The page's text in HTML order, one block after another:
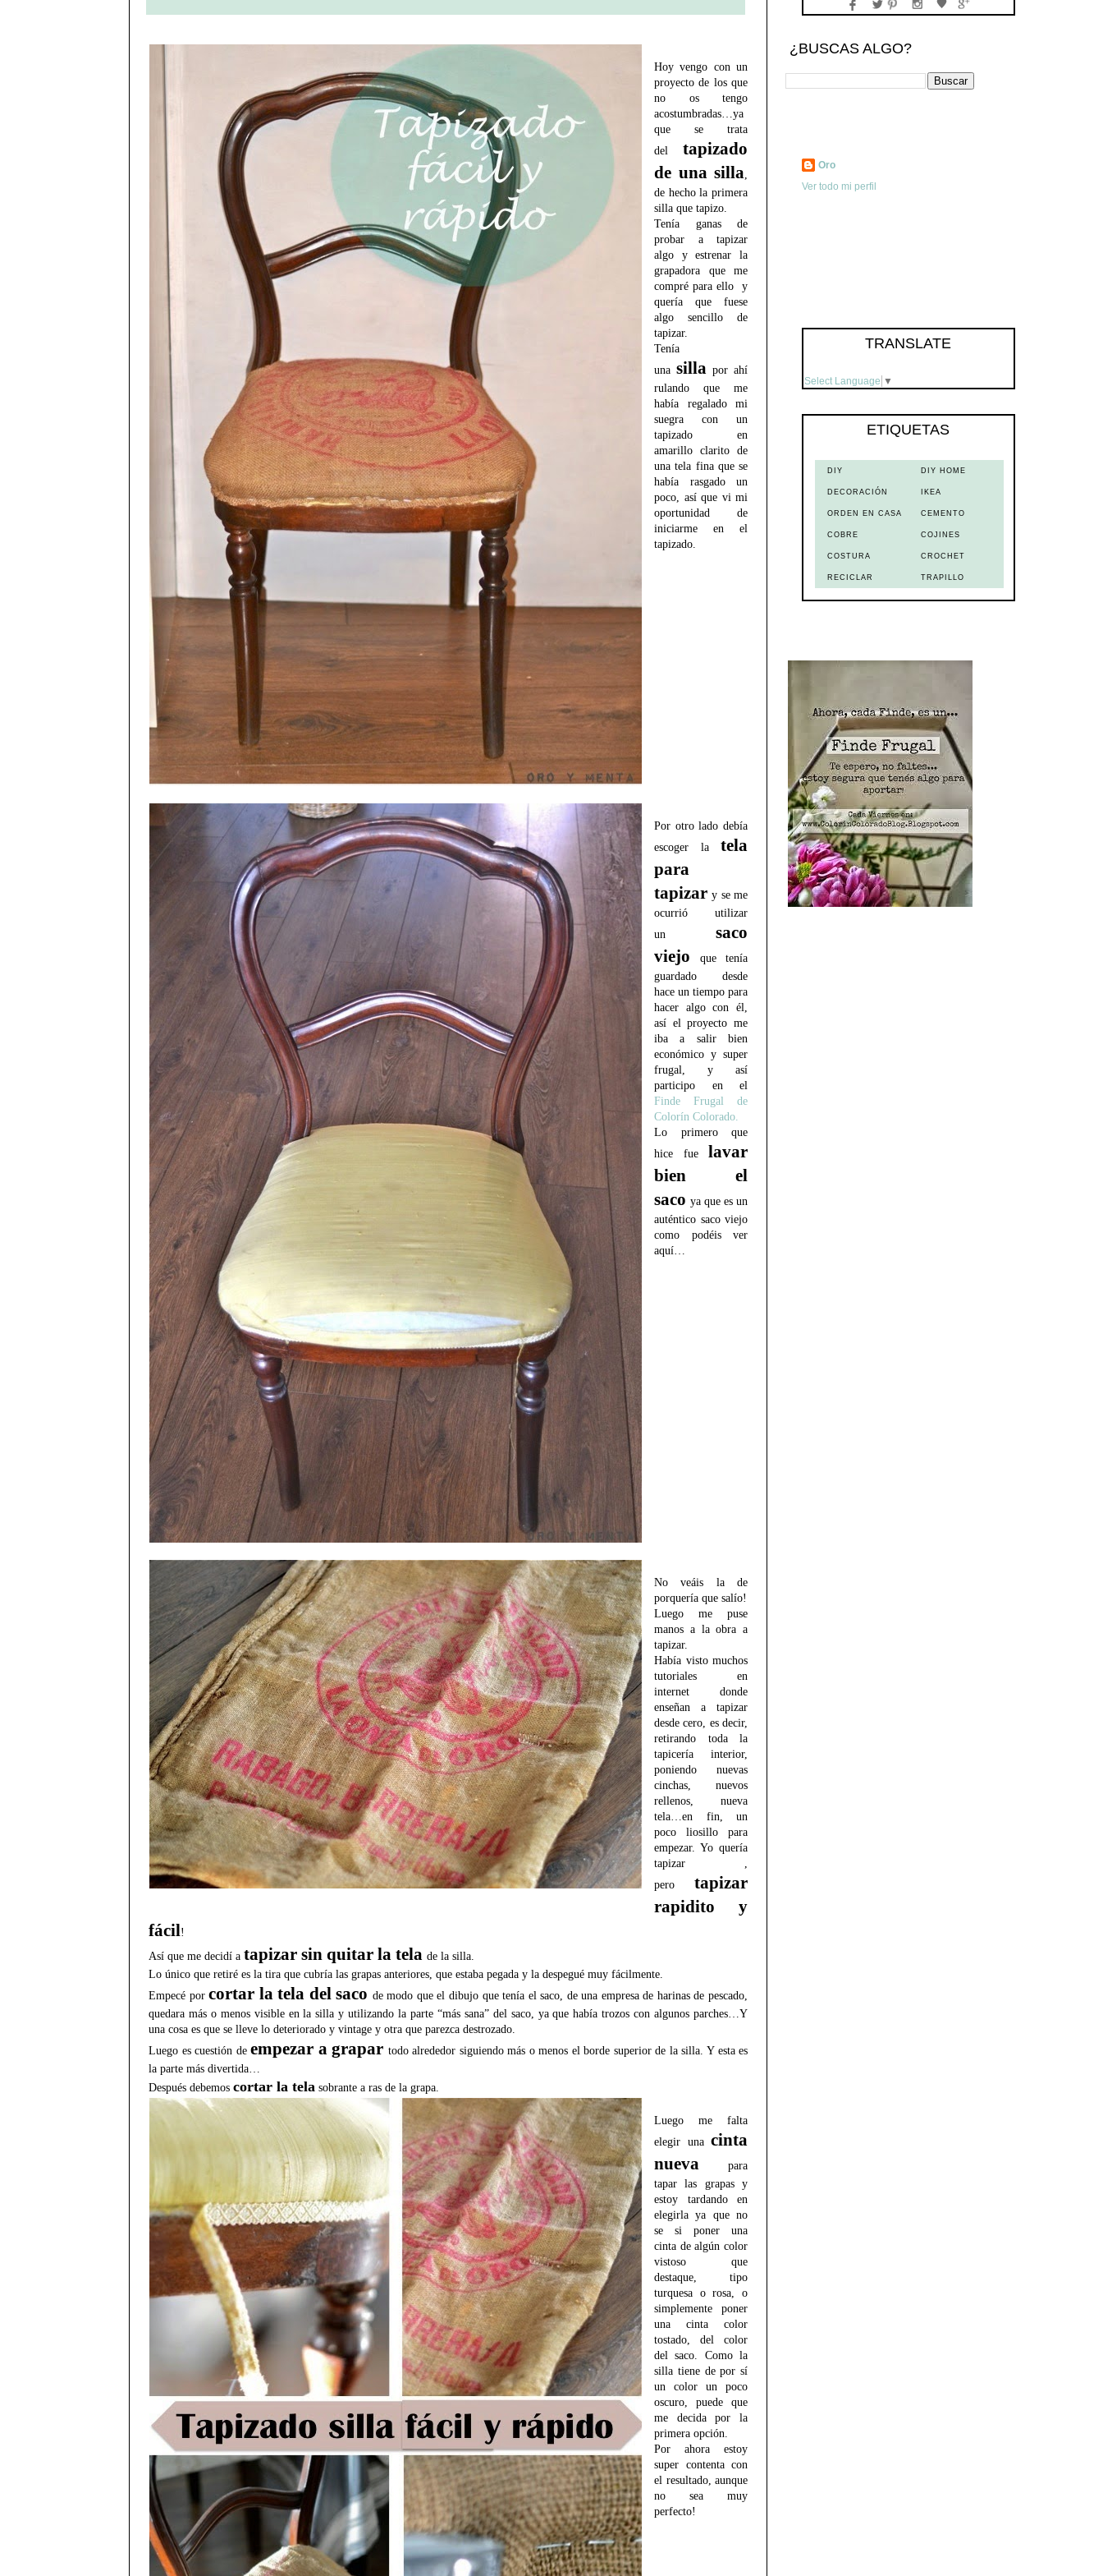
Hoy vengo con un
proyecto de los que
no os tengo
acostumbradas…ya
que se trata
del tapizado
de una silla,
de hecho la primera
silla que tapizo.
Tenía ganas de
probar a tapizar
algo y estrenar la
grapadora que me
compré para ello
y
quería que fuese
algo sencillo de
tapizar.
Tenía
una silla por ahí
rulando que me
había regalado mi
suegra con un
tapizado en
amarillo clarito de
una tela fina que se
había rasgado un
poco, así que vi mi
oportunidad de
iniciarme en el
tapizado.
Por otro lado debía
escoger la tela
para
tapizar y se me
ocurrió utilizar
un saco
viejo
que tenía
guardado desde
hace un tiempo para
hacer algo con él,
así el proyecto me
iba a salir bien
económico y super
frugal, y así
participo en el
Finde Frugal de
Colorín Colorado.
Lo primero que
hice fue lavar
bien el
saco ya que es un
auténtico saco viejo
como podéis ver
aquí…
No veáis la de
porquería que salío!
Luego me puse
manos a la obra a
tapizar.
Había visto muchos
tutoriales en
internet donde
enseñan a tapizar
desde cero, es decir,
retirando toda la
tapicería interior,
poniendo nuevas
cinchas, nuevos
rellenos, nueva
tela…en fin, un
poco liosillo para
empezar. Yo quería
tapizar ,
pero tapizar
rapidito y
fácil!
Así que me decidí a tapizar sin quitar la tela de la silla.
Lo único que retiré es la tira que cubría las grapas anteriores, que estaba pegada y la despegué muy fácilmente.
Empecé porcortar la tela del saco de modo que el dibujo que tenía el saco, de una empresa de harinas de pescado,
quedara más o menos visible en la silla y utilizando la parte “más sana” del saco, ya que había trozos con algunos parches…Y
una cosa es que se lleve lo deteriorado y vintage y otra que parezca destrozado.
Luego es cuestión deempezar a grapar todo alrededor siguiendo más o menos el borde superior de la silla. Y esta es
la parte más divertida…
Después debemos cortar la tela sobrante a ras de la grapa.
Luego me falta
elegir una cinta
nueva
para
tapar las grapas y
estoy tardando en
elegirla ya que no
se si poner una
cinta de algún color
vistoso que
destaque, tipo
turquesa o rosa, o
simplemente poner
una cinta color
tostado, del color
del saco. Como la
silla tiene de por sí
un color un poco
oscuro, puede que
me decida por la
primera opción.
Por ahora estoy
super contenta con
el resultado, aunque
no sea muy
perfecto!
¿BUSCAS ALGO?
Oro
Ver todo mi perfil
TRANSLATE
Select Language ▼
ETIQUETAS
DIY DIY HOME
DECORACIÓN IKEA
ORDEN EN CASA CEMENTO
COBRE COJINES
COSTURA CROCHET
RECICLAR TRAPILLO